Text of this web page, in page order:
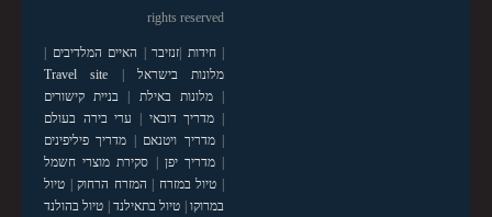
rights reserved
|חידות |זנזיבר | האיים המלדיבים |
מלונות בישראל |
Travel site
|מלונות באילת | בניית קישורים
| מדריך דובאי | ערי בירה בעולם
|מדריך ויטנאם | מדריך פיליפינים
|מדריך יפן | סקירת מוצרי חשמל
| טיול במזרח | המזרח הרחוק| טיול
במרוקו| טיול בתאילנד| טיול בהולנד